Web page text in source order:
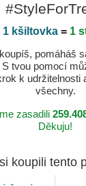
1 kšiltovka= 1
pomáháš
tvou pomocí
k udržitelnosti
všechny.
zasadili
Děkuju!
koupili tento